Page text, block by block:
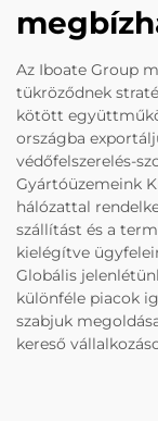
Az Iboate Group
tükröződnek
kötött
országba
védőfelszerelés-
Gyártóüzemeink
hálózattal
szállítást és a
kielégítve
Globális
különféle piacok
szabjuk
kereső